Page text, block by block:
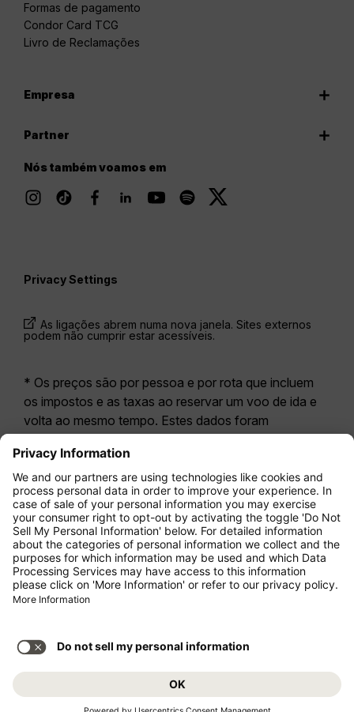
Formas de pagamento
Condor Card TCG
Livro de Reclamações
Empresa
Partner
Nós também voamos em
Privacy Settings
As ligações abrem numa nova janela. Sites externos
podem não cumprir estar acessíveis.
* Os preços são por pessoa e por rota que incluem
os impostos e as taxas ao reservar um voo de ida e
volta ao mesmo tempo. Estes dados foram
estar atualizados. As tarifas apresentadas para a
Economy Class correspondem geralmente à
Economy Zero, a nossa opção tarifária mais restritiva.
Poderão aplicar-se taxas adicionais parabagagem
registadaou outros serviços opcionais. Aplicam-se
osTermos e Condições Gerais de Transporte
(T&C).